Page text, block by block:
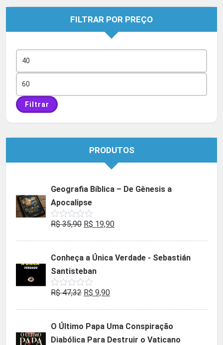
FILTRAR POR PREÇO
mínimo
máximo
Filtrar
PRODUTOS
Geografia Bíblica – De Gênesis a
Apocalipse
Avaliação
de
R$35,90 O
era:
R$ 35,90.
R$ 19,90O
é:
Conheça a Única Verdade - Sebastián
Santisteban
Avaliação
de
R$47,32 O
era:
R$ 9,90O
é:
O Último Papa Uma Conspiração
Diabólica Para Destruir o Vaticano